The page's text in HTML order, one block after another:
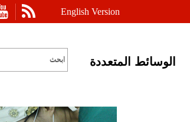
English Version
الوسائط المتعددة